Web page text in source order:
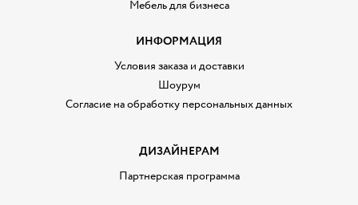
Мебель для бизнеса
ИНФОРМАЦИЯ
Условия заказа и доставки
Шоурум
Согласие на обработку персональных данных
ДИЗАЙНЕРАМ
Партнерская программа